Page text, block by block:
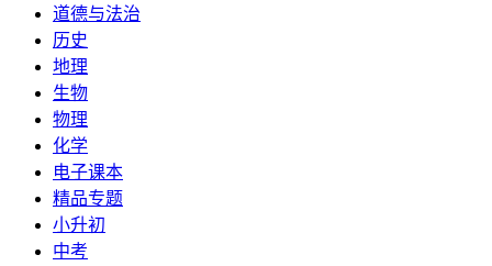
道德与法治
历史
地理
生物
物理
化学
电子课本
精品专题
小升初
中考